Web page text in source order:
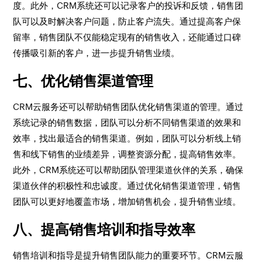
度。此外，CRM系统还可以记录客户的投诉和反馈，销售团
队可以及时解决客户问题，防止客户流失。通过提高客户保
留率，销售团队不仅能稳定现有的销售收入，还能通过口碑
传播吸引新的客户，进一步提升销售业绩。
七、优化销售渠道管理
CRM云服务还可以帮助销售团队优化销售渠道的管理。通过
系统记录的销售数据，团队可以分析不同销售渠道的效果和
效率，找出最适合的销售渠道。例如，团队可以分析线上销
售和线下销售的业绩差异，调整资源分配，提高销售效率。
此外，CRM系统还可以帮助团队管理渠道伙伴的关系，确保
渠道伙伴的积极性和忠诚度。通过优化销售渠道管理，销售
团队可以更好地覆盖市场，增加销售机会，提升销售业绩。
八、提高销售培训和指导效率
销售培训和指导是提升销售团队能力的重要环节。CRM云服